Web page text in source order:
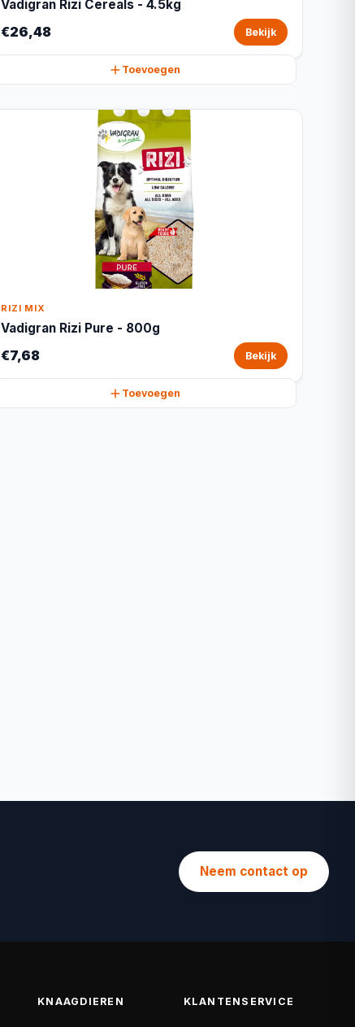
Vadigran Rizi Cereals - 4.5kg
€26,48 Bekijk
Toevoegen
RIZI MIX
Vadigran Rizi Pure - 800g
€7,68 Bekijk
Toevoegen
Neem contact op
KNAAGDIEREN KLANTENSERVICE